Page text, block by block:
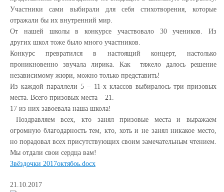
Участники сами выбирали для себя стихотворения, которые
отражали бы их внутренний мир.
От нашей школы в конкурсе участвовало 30 учеников. Из
других школ тоже было много участников.
Конкурс превратился в настоящий концерт, настолько
проникновенно звучала лирика. Как тяжело далось решение
независимому жюри, можно только представить!
Из каждой параллели 5 – 11-х классов выбиралось три призовых
места. Всего призовых места – 21.
17 из них завоевала наша школа!
Поздравляем всех, кто занял призовые места и выражаем
огромную благодарность тем, кто, хоть и не занял никакое место,
но порадовал всех присутствующих своим замечательным чтением.
Мы отдали свои сердца вам!
Звёздочки 2017октябоь.docx
21.10.2017